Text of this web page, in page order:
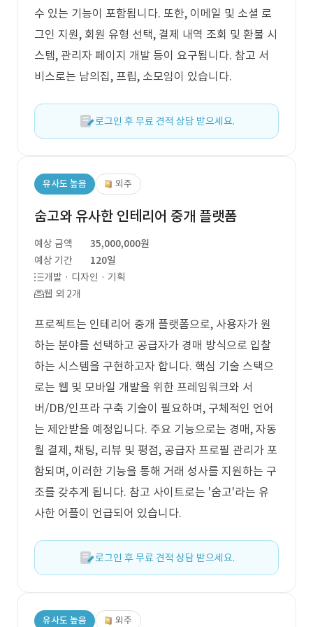
수 있는 기능이 포함됩니다. 또한, 이메일 및 소셜 로
그인 지원, 회원 유형 선택, 결제 내역 조회 및 환불 시
스템, 관리자 페이지 개발 등이 요구됩니다. 참고 서
비스로는 남의집, 프립, 소모임이 있습니다.
로그인 후 무료 견적 상담 받으세요.
유사도 높음 외주
숨고와 유사한 인테리어 중개 플랫폼
예상 금액
35,000,000원
예상 기간
120일
개발 · 디자인 · 기획
웹 외 2개
프로젝트는 인테리어 중개 플랫폼으로, 사용자가 원
하는 분야를 선택하고 공급자가 경매 방식으로 입찰
하는 시스템을 구현하고자 합니다. 핵심 기술 스택으
로는 웹 및 모바일 개발을 위한 프레임워크와 서
버/DB/인프라 구축 기술이 필요하며, 구체적인 언어
는 제안받을 예정입니다. 주요 기능으로는 경매, 자동
월 결제, 채팅, 리뷰 및 평점, 공급자 프로필 관리가 포
함되며, 이러한 기능을 통해 거래 성사를 지원하는 구
조를 갖추게 됩니다. 참고 사이트로는 '숨고'라는 유
사한 어플이 언급되어 있습니다.
로그인 후 무료 견적 상담 받으세요.
유사도 높음 외주